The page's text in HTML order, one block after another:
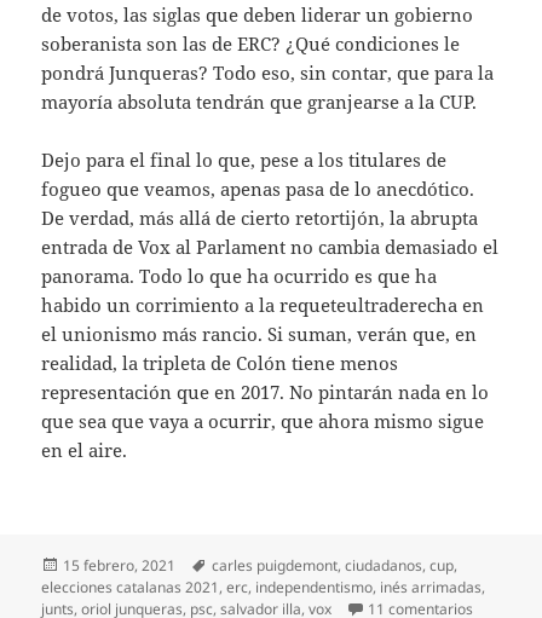
de votos, las siglas que deben liderar un gobierno
soberanista son las de ERC? ¿Qué condiciones le
pondrá Junqueras? Todo eso, sin contar, que para la
mayoría absoluta tendrán que granjearse a la CUP.
Dejo para el final lo que, pese a los titulares de
fogueo que veamos, apenas pasa de lo anecdótico.
De verdad, más allá de cierto retortijón, la abrupta
entrada de Vox al Parlament no cambia demasiado el
panorama. Todo lo que ha ocurrido es que ha
habido un corrimiento a la requeteultraderecha en
el unionismo más rancio. Si suman, verán que, en
realidad, la tripleta de Colón tiene menos
representación que en 2017. No pintarán nada en lo
que sea que vaya a ocurrir, que ahora mismo sigue
en el aire.
Publicado
el
15 febrero, 2021 Etiquetas
carles puigdemont,ciudadanos,cup,
elecciones catalanas 2021,erc, independentismo, inés arrimadas,
junts,oriol junqueras, psc,salvador illa,vox 11 comentarios